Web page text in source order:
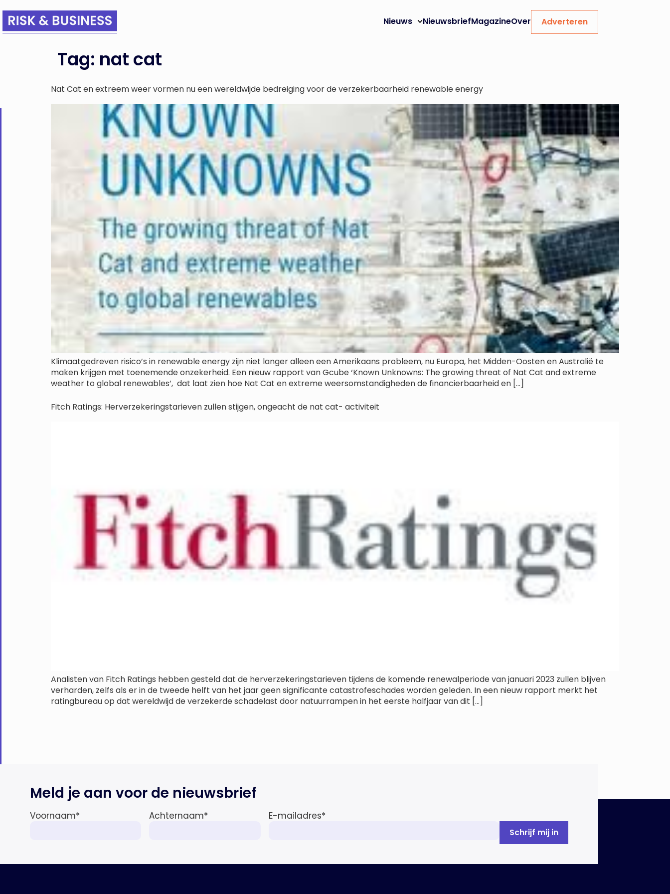
Nieuws NieuwsbriefMagazineOver Adverteren
Tag: nat cat
Nat Cat en extreem weer vormen nu een wereldwijde bedreiging voor de verzekerbaarheid renewable energy
Klimaatgedreven risico’s in renewable energy zijn niet langer alleen een Amerikaans probleem, nu Europa, het Midden-Oosten en Australië te
maken krijgen met toenemende onzekerheid. Een nieuw rapport van Gcube ‘Known Unknowns: The growing threat of Nat Cat and extreme
weather to global renewables’, dat laat zien hoe Nat Cat en extreme weersomstandigheden de financierbaarheid en […]
Fitch Ratings: Herverzekeringstarieven zullen stijgen, ongeacht de nat cat- activiteit
Analisten van Fitch Ratings hebben gesteld dat de herverzekeringstarieven tijdens de komende renewalperiode van januari 2023 zullen blijven
verharden, zelfs als er in de tweede helft van het jaar geen significante catastrofeschades worden geleden. In een nieuw rapport merkt het
ratingbureau op dat wereldwijd de verzekerde schadelast door natuurrampen in het eerste halfjaar van dit […]
Meld je aan voor de nieuwsbrief
Voornaam* Achternaam* E-mailadres*